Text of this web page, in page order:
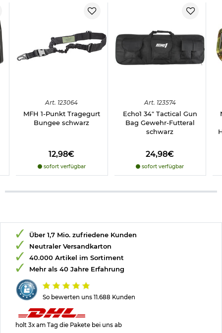
Art. 123064
MFH 1-Punkt Tragegurt
Bungee schwarz
12,98€
sofort verfügbar
Art. 123574
Echo1 34" Tactical Gun
Bag Gewehr-Futteral
schwarz
24,98€
sofort verfügbar
So bewerten uns 11.688 Kunden
Über 1,7 Mio. zufriedene Kunden
Neutraler Versandkarton
40.000 Artikel im Sortiment
Mehr als 40 Jahre Erfahrung
holt 3x am Tag die Pakete bei uns ab